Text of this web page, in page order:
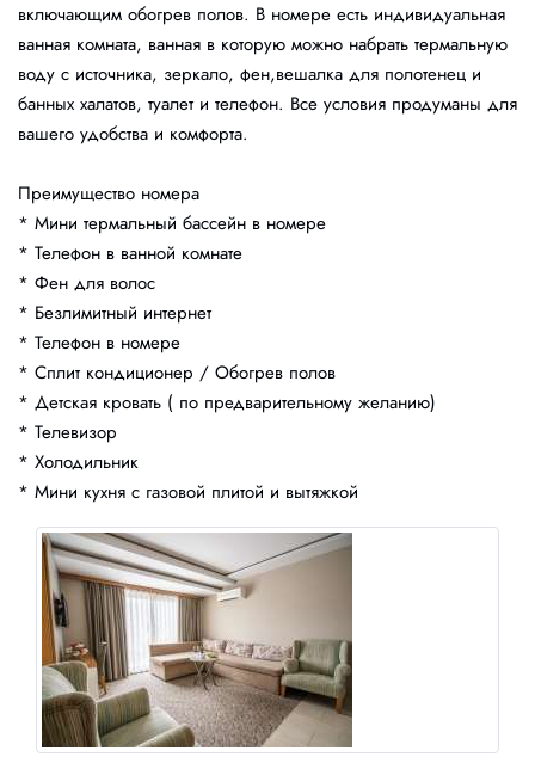
включающим обогрев полов. В номере есть индивидуальная
ванная комната, ванная в которую можно набрать термальную
воду с источника, зеркало, фен,вешалка для полотенец и
банных халатов, туалет и телефон. Все условия продуманы для
вашего удобства и комфорта.
Преимущество номера
* Мини термальный бассейн в номере
* Телефон в ванной комнате
* Фен для волос
* Безлимитный интернет
* Телефон в номере
* Сплит кондиционер / Обогрев полов
* Детская кровать ( по предварительному желанию)
* Телевизор
* Холодильник
* Мини кухня с газовой плитой и вытяжкой